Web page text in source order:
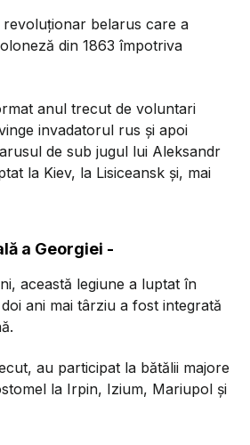
belarus care a
din 1863 împotriva
anul trecut de voluntari
invadatorul rus şi apoi
de sub jugul lui Aleksandr
la Kiev, la Lisiceansk şi, mai
a Georgiei -
această legiune a luptat în
ani mai târziu a fost integrată
au participat la bătălii majore
la Irpin, Izium, Mariupol şi